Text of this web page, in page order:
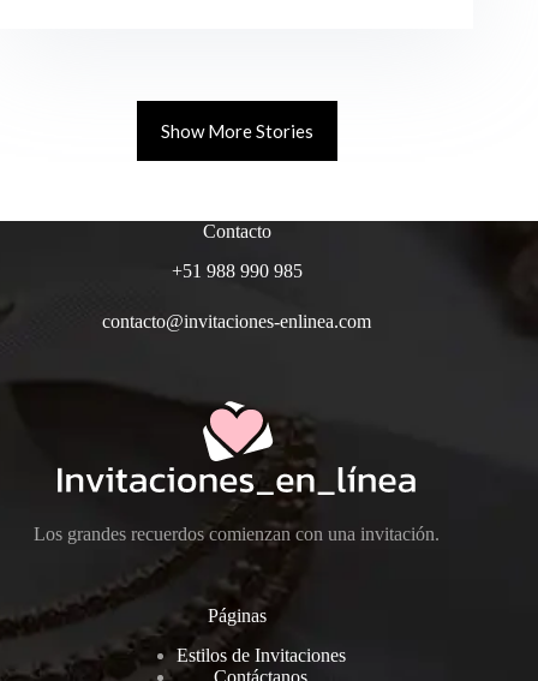
Show More Stories
Contacto
+51 988 990 985
contacto@invitaciones-enlinea.com
Los grandes recuerdos comienzan con una invitación.
Páginas
Estilos de Invitaciones
Contáctanos